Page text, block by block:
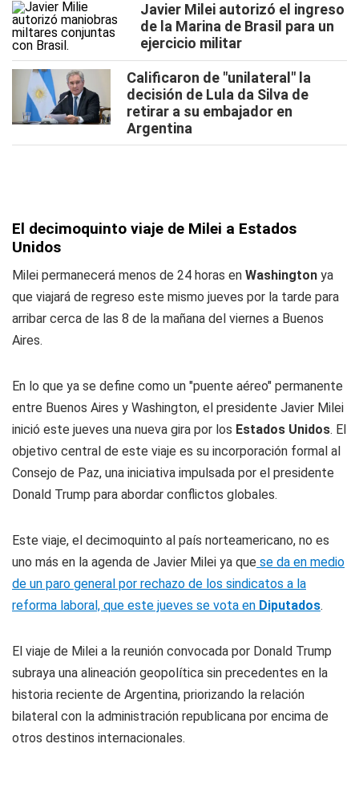
Javier Milei autorizó el ingreso
de la Marina de Brasil para un
ejercicio militar
Calificaron de "unilateral" la
decisión de Lula da Silva de
retirar a su embajador en
Argentina
El decimoquinto viaje de Milei a Estados
Unidos
Milei permanecerá menos de 24 horas en Washington ya
que viajará de regreso este mismo jueves por la tarde para
arribar cerca de las 8 de la mañana del viernes a Buenos
Aires.
En lo que ya se define como un "puente aéreo" permanente
entre Buenos Aires y Washington, el presidente Javier Milei
inició este jueves una nueva gira por los Estados Unidos. El
objetivo central de este viaje es su incorporación formal al
Consejo de Paz, una iniciativa impulsada por el presidente
Donald Trump para abordar conflictos globales.
Este viaje, el decimoquinto al país norteamericano, no es
uno más en la agenda de Javier Milei ya que se da en medio
de un paro general por rechazo de los sindicatos a la
reforma laboral, que este jueves se vota en Diputados.
El viaje de Milei a la reunión convocada por Donald Trump
subraya una alineación geopolítica sin precedentes en la
historia reciente de Argentina, priorizando la relación
bilateral con la administración republicana por encima de
otros destinos internacionales.